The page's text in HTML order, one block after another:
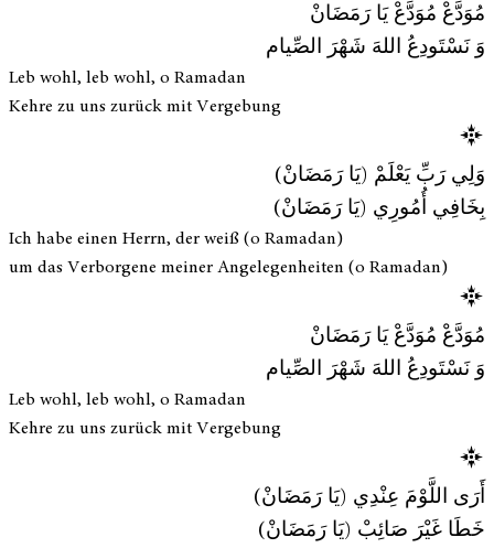
مُوَدَّعْ مُوَدَّعْ يَا رَمَضَانْ
وَ نَسْتَودِعُ اللهَ شَهْرَ الصِّيام
Leb wohl, leb wohl, o Ramadan
Kehre zu uns zurück mit Vergebung
وَلِي رَبِّ يَعْلَمْ (يَا رَمَضَانْ)
بِخَافِي أُمُورِي (يَا رَمَضَانْ)
Ich habe einen Herrn, der weiß (o Ramadan)
um das Verborgene meiner Angelegenheiten (o Ramadan)
مُوَدَّعْ مُوَدَّعْ يَا رَمَضَانْ
وَ نَسْتَودِعُ اللهَ شَهْرَ الصِّيام
Leb wohl, leb wohl, o Ramadan
Kehre zu uns zurück mit Vergebung
أَرَى اللَّوْمَ عِنْدِي (يَا رَمَضَانْ)
خَطَا غَيْرَ صَائِبْ (يَا رَمَضَانْ)